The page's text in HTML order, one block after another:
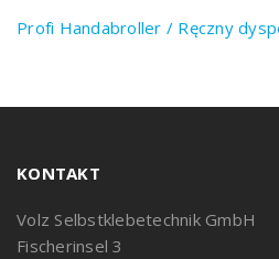
Profi Handabroller / Ręczny
KONTAKT
Volz Selbstklebetechnik GmbH
Fischerinsel 3